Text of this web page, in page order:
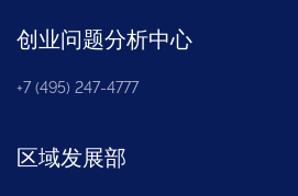
创业问题分析中心
+7 (495) 247-4777
区域发展部